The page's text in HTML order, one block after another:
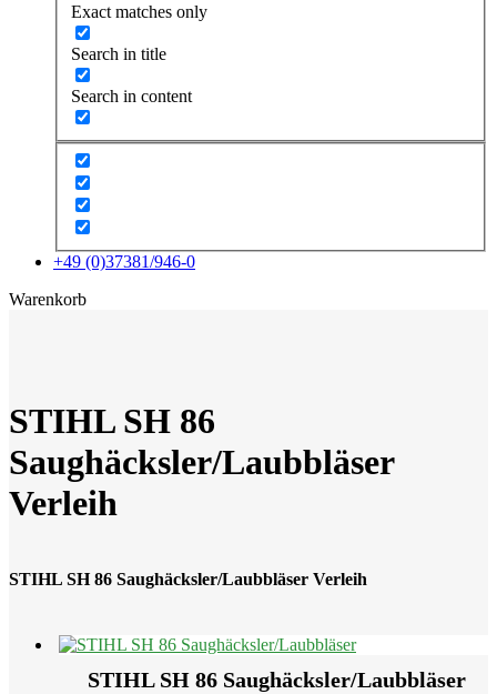
Exact matches only
Search in title
Search in content
+49 (0)37381/946-0
Warenkorbx
STIHL SH 86
Saughäcksler/Laubbläser
Verleih
STIHL SH 86 Saughäcksler/Laubbläser Verleih
STIHL SH 86 Saughäcksler/Laubbläser